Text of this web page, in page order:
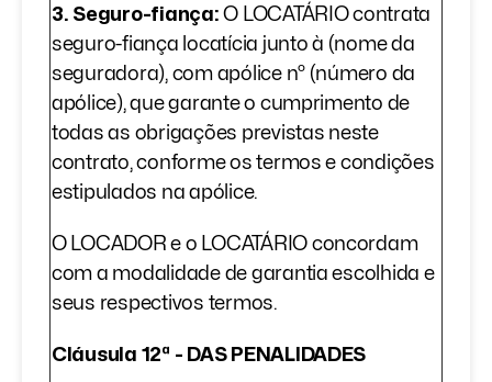
3. Seguro-fiança: O LOCATÁRIO contrata
seguro-fiança locatícia junto à (nome da
seguradora), com apólice nº (número da
apólice), que garante o cumprimento de
todas as obrigações previstas neste
contrato, conforme os termos e condições
estipulados na apólice.
O LOCADOR e o LOCATÁRIO concordam
com a modalidade de garantia escolhida e
seus respectivos termos.
Cláusula 12ª - DAS PENALIDADES